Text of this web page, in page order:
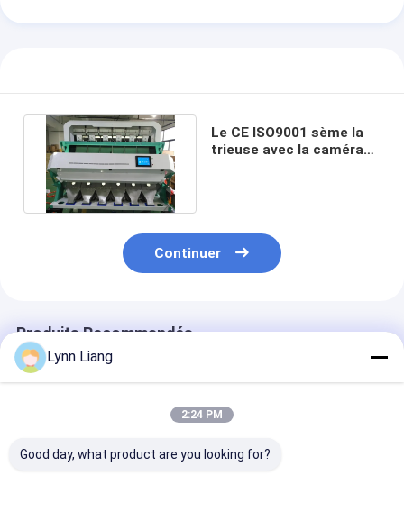
Le CE ISO9001 sème la
trieuse avec la caméra
Continuer
Produits Recommandés
Lynn Liang
2:24 PM
Good day, what product are you looking for?